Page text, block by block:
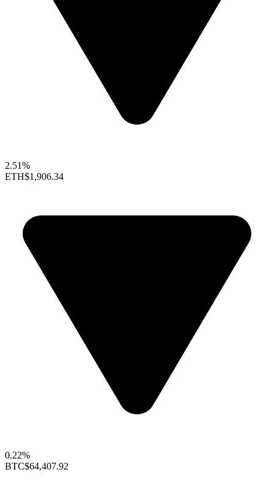
2.51%
ETH$1,906.34
0.22%
BTC$64,407.92